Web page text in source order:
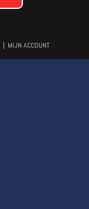
MIJN ACCOUNT